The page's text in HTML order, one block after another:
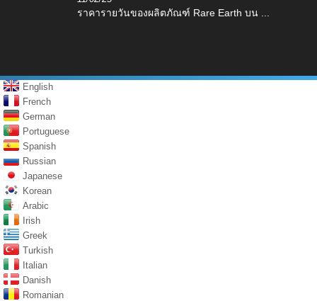
ราคารายวันของผลิตภัณฑ์ Rare Earth บน ...
English
French
German
Portuguese
Spanish
Russian
Japanese
Korean
Arabic
Irish
Greek
Turkish
Italian
Danish
Romanian